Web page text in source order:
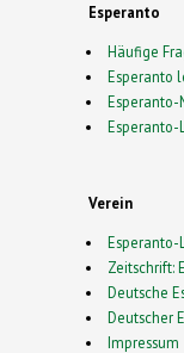
Esperanto
Häufige
Esperanto
Esperanto-
Esperanto-
Verein
Esperanto-
Zeitschrift:
Deutsche
Deutscher
Impressum